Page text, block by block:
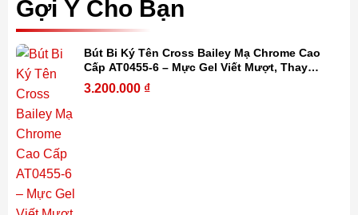
Gợi Ý Cho Bạn
Bút Bi Ký Tên Cross Bailey Mạ Chrome Cao
Cấp AT0455-6 – Mực Gel Viết Mượt, Thay
Refill Dễ Dàng, Kèm Hộp Quà
3.200.000 ₫